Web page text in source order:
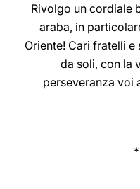
Rivolgo un cordiale
araba, in
Oriente! Cari fratelli e
da soli, con la
perseveranza voi